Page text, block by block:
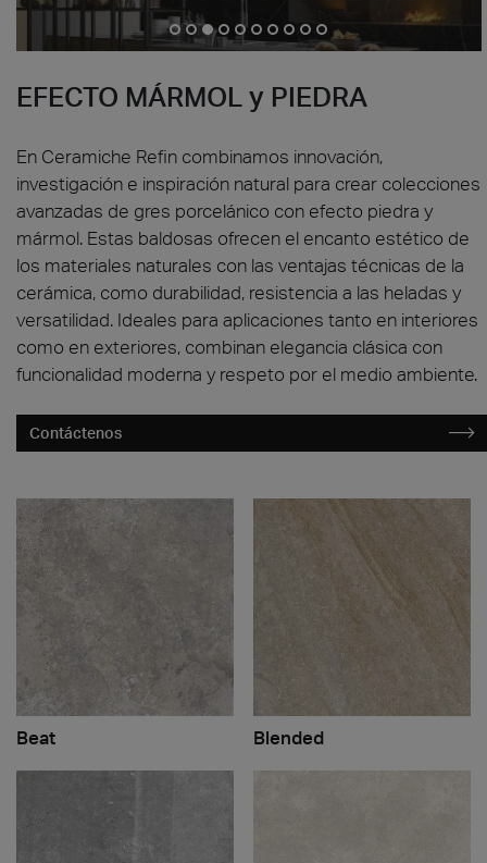
AZULEJOS PORCELÁNICOS IMITACIÓN MÁRMOLES Y PIEDRAS
EFECTO MÁRMOL y PIEDRA
En Ceramiche Refin combinamos innovación,
investigación e inspiración natural para crear colecciones
avanzadas de gres porcelánico con efecto piedra y
mármol. Estas baldosas ofrecen el encanto estético de
los materiales naturales con las ventajas técnicas de la
cerámica, como durabilidad, resistencia a las heladas y
versatilidad. Ideales para aplicaciones tanto en interiores
como en exteriores, combinan elegancia clásica con
funcionalidad moderna y respeto por el medio ambiente.
Contáctenos
Beat Blended